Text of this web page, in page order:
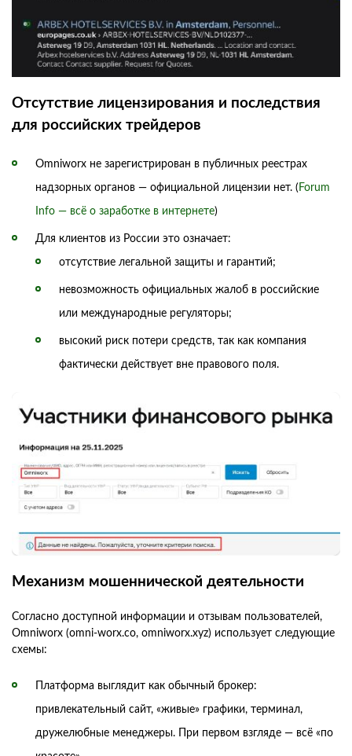
Отсутствие лицензирования и последствия
для российских трейдеров
Omniworx не зарегистрирован в публичных реестрах
надзорных органов — официальной лицензии нет. ( Forum
Info — всё о заработке в интернете)
Для клиентов из России это означает:
отсутствие легальной защиты и гарантий;
невозможность официальных жалоб в российские
или международные регуляторы;
высокий риск потери средств, так как компания
фактически действует вне правового поля.
Механизм мошеннической деятельности
Согласно доступной информации и отзывам пользователей,
Omniworx (omni-worx.co, omniworx.xyz) использует следующие
схемы:
Платформа выглядит как обычный брокер:
привлекательный сайт, «живые» графики, терминал,
дружелюбные менеджеры. При первом взгляде — всё «по